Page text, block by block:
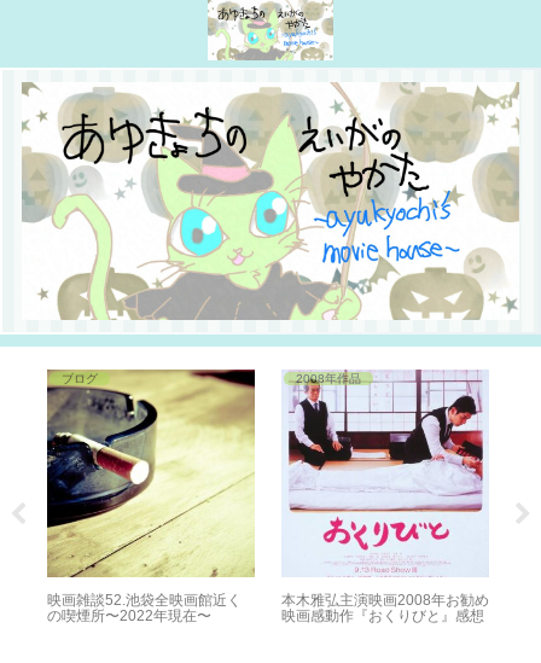
ブログ
映画雑談52.池袋全映画館近く
の喫煙所〜2022年現在〜
2008年作品
本木雅弘主演映画2008年お勧め
映画感動作『おくりびと』感想
ラ